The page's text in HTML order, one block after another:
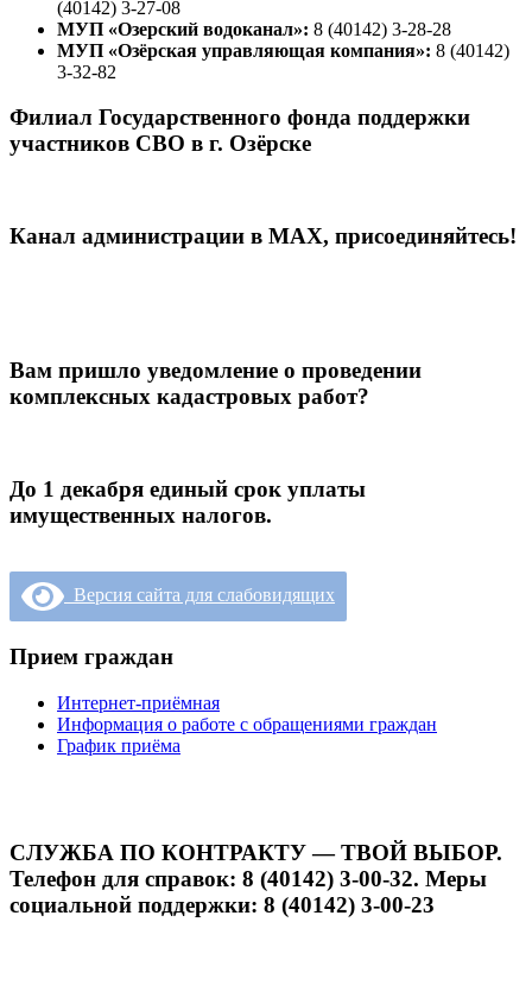
(40142) 3-27-08
МУП «Озерский водоканал»: 8 (40142) 3-28-28
МУП «Озёрская управляющая компания»: 8 (40142)
3-32-82
Филиал Государственного фонда поддержки
участников СВО в г. Озёрске
Канал администрации в МАХ, присоединяйтесь!
Вам пришло уведомление о проведении
комплексных кадастровых работ?
До 1 декабря единый срок уплаты
имущественных налогов.
Версия сайта для слабовидящих
Прием граждан
Интернет-приёмная
Информация о работе с обращениями граждан
График приёма
СЛУЖБА ПО КОНТРАКТУ — ТВОЙ ВЫБОР.
Телефон для справок: 8 (40142) 3-00-32. Меры
социальной поддержки: 8 (40142) 3-00-23